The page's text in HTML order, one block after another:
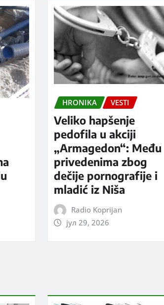
HRONIKA VESTI
Veliko hapšenje
pedofila u akciji
„Armagedon“: Među
privedenima zbog
dečije pornografije i
mladić iz Niša
Radio Koprijan
јул 29, 2026